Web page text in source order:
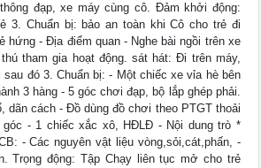
đạp, xe máy cùng cô. Đảm khởi động:
3. Chuẩn bị: bảo an toàn khi Cô cho trẻ đi
hứng - Địa điểm quan - Nghe bài ngồi trên xe
tham gia hoạt động. sát hát: Đi trên máy,
đó 3. Chuẩn bị: - Một chiếc xe vỉa hè bên
3 hàng - 5 góc chơi đạp, bộ lắp ghép phải.
dãn cách - Đồ dùng đồ chơi theo PTGT thoải
- 1 chiếc xắc xô, HĐLĐ - Nội dung trò *
- Các nguyên vật liệu vòng,sỏi,cát,phấn, -
Trọng động: Tập Chạy liên tục mở cho trẻ